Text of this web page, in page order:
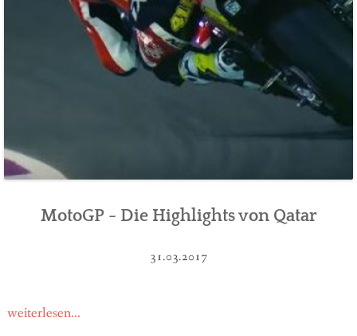
MotoGP - Die Highlights von Qatar
31.03.2017
weiterlesen...